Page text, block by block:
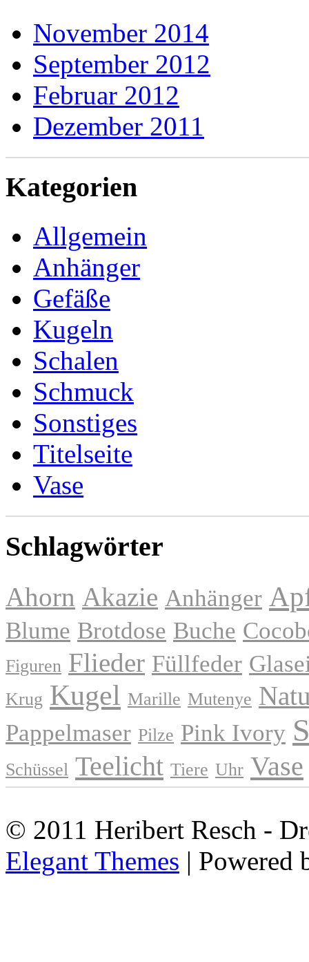
November 2014
September 2012
Februar 2012
Dezember 2011
Kategorien
Allgemein
Anhänger
Gefäße
Kugeln
Schalen
Schmuck
Sonstiges
Titelseite
Vase
Schlagwörter
Ahorn Akazie Anhänger
Blume Brotdose Buche
Figuren Flieder Füllfeder
Krug Kugel Marille Mutenye
Pappelmaser Pilze Pink Ivory
Schüssel Teelicht Tiere Uhr Vase
© 2011 Heribert Resch -
Elegant Themes | Powered